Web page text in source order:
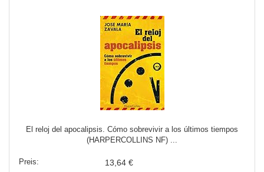
El reloj del apocalipsis. Cómo sobrevivir a los últimos tiempos
(HARPERCOLLINS NF) ...
13,64 €